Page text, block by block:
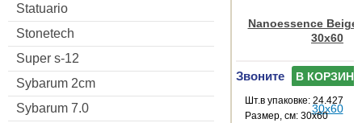
Statuario
Stonetech
Super s-12
Sybarum 2cm
Sybarum 7.0
Nanoessence Beige
30x60
Звоните В КОРЗИНУ
Шт.в упаковке: 24.427
Размер, см: 30x60